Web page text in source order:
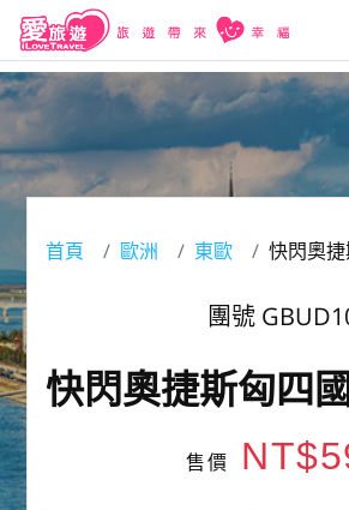
首頁 歐洲 東歐 快閃奧
團號
快閃奧捷斯匈四
售價